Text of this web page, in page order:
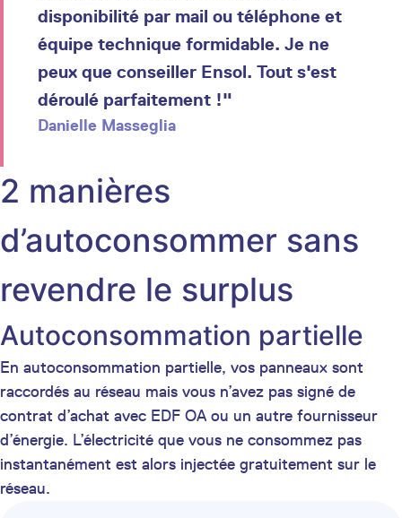
disponibilité par mail ou téléphone et
équipe technique formidable. Je ne
peux que conseiller Ensol. Tout s'est
déroulé parfaitement !"
Danielle Masseglia
2 manières
d’autoconsommer sans
revendre le surplus
Autoconsommation partielle
En autoconsommation partielle, vos panneaux sont
raccordés au réseau mais vous n’avez pas signé de
contrat d’achat avec EDF OA ou un autre fournisseur
d’énergie. L’électricité que vous ne consommez pas
instantanément est alors injectée gratuitement sur le
réseau.